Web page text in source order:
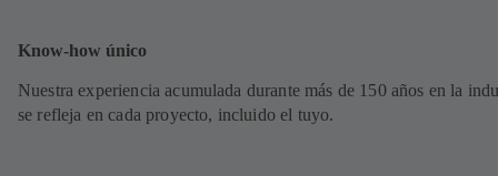
Know-how único
Nuestra experiencia acumulada durante más de 150 años en la
se refleja en cada proyecto, incluido el tuyo.